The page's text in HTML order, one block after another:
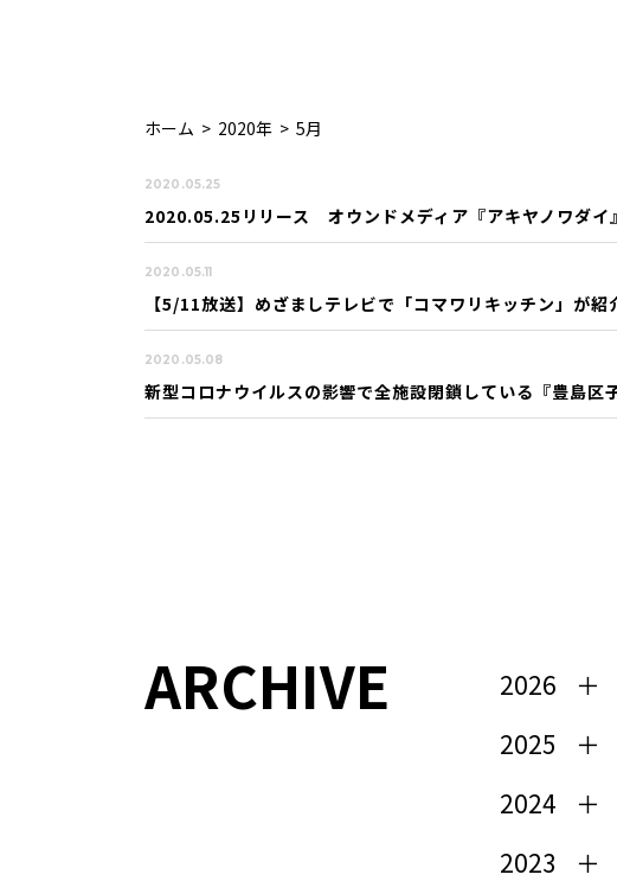
ホーム > 2020年 > 5月
2020.05.25
2020.05.25リリース オウンドメディア『アキヤノワダイ
2020.05.11
【5/11放送】めざましテレビで「コマワリキッチン」が紹
2020.05.08
新型コロナウイルスの影響で全施設閉鎖している『豊島区
ARCHIVE
2026
2025
2024
2023